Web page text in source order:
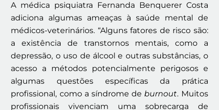
A médica psiquiatra Fernanda Benquerer Costa
adiciona algumas ameaças à saúde mental de
médicos-veterinários. “Alguns fatores de risco são:
a existência de transtornos mentais, como a
depressão, o uso de álcool e outras substâncias, o
acesso a métodos potencialmente perigosos e
algumas questões específicas da prática
profissional, como a síndrome deburnout. Muitos
profissionais vivenciam uma sobrecarga de